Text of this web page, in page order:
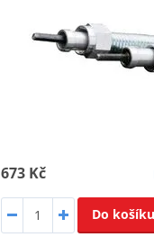
673 Kč
Do košíku